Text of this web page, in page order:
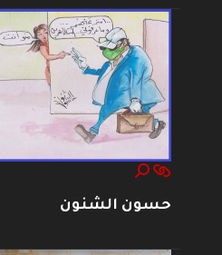
حسون الشنون